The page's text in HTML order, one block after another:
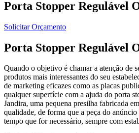
Porta Stopper Regulável
Solicitar Orçamento
Porta Stopper Regulável
Quando o objetivo é chamar a atenção de
produtos mais interessantes do seu
de marketing eficazes como as placas
qualquer superfície com a ajuda do porta
Jandira, uma pequena presilha fabricada
qualidade, de forma que a peça do
tempo que for necessário, sempre com